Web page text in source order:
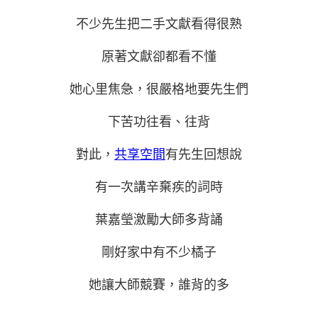
不少先生把二手文獻看得很熟
原著文獻卻都看不懂
她心里焦急，很嚴格地要先生們
下苦功往看、往背
對此， 共享空間有先生回想說
有一次講辛棄疾的詞時
葉嘉瑩激勵大師多背誦
剛好家中有不少橘子
她讓大師競賽，誰背的多